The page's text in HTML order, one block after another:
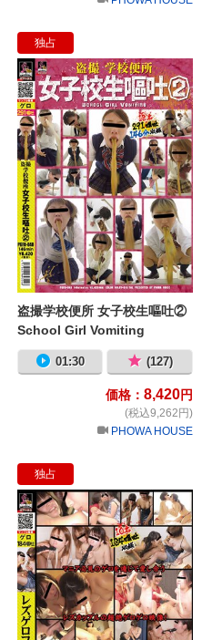
盗撮投稿 豪快嘔吐録 ～記録された
独占
盗
盗撮学校便所 女子校生嘔吐②
School Girl Vomiting
01:30 (127)
価格： 8,420円
(税込9,262円)
PHOWA HOUSE
街角ナンパゲロ ～あなたの吐くと
独占
レ